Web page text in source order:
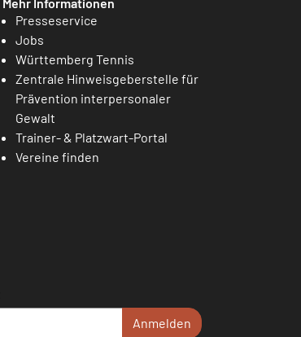
Presseservice
Jobs
Württemberg Tennis
Zentrale Hinweisgeberstelle für
Prävention interpersonaler
Gewalt
Trainer- & Platzwart-Portal
Vereine finden
Anmelden